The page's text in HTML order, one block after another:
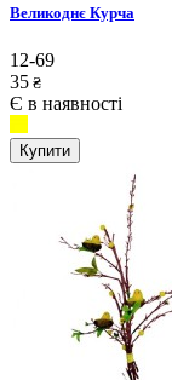
Великоднє Курча
12-69
35 ₴
Є в наявності
Купити